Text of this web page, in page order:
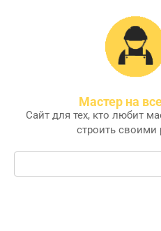
Мастер на
Сайт для тех, кто любит
строить своими
Поиск: